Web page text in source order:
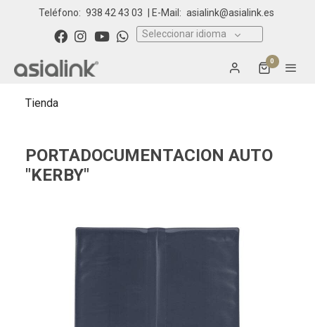
Teléfono: 938 42 43 03 | E-Mail: asialink@asialink.es
Seleccionar idioma
0
Tienda
PORTADOCUMENTACION AUTO
"KERBY"